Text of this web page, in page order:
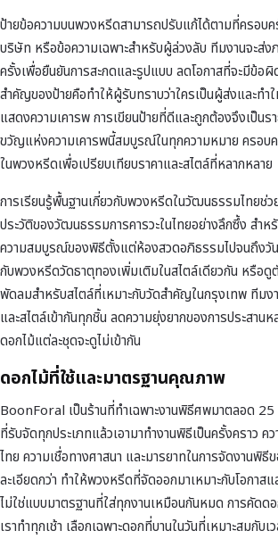
ป้ายข้อความบนพวงหรีดสามารถปรับแก้ได้ตามที่ครอบ
บริษัท หรือข้อความเฉพาะสำหรับผู้ล่วงลับ ทีมงานจะส่
ครั้งเพื่อยืนยันการสะกดและรูปแบบ ลดโอกาสที่จะมีข้อ
สำคัญของป้ายคือทำให้ผู้รับทราบว่าใครเป็นผู้ส่งและทำ
แสดงความเคารพ การเขียนป้ายที่ดีและถูกต้องจึงเป็นร
ขวัญแห่งความเคารพนี้สมบูรณ์ในทุกความหมาย ครอบ
ในพวงหรีดเพื่อเปรียบเทียบราคาและสไตล์ที่หลากหลาย
การเรียนรู้พื้นฐานเกี่ยวกับพวงหรีดในวัฒนธรรมไทยช่ว
ประวัติของวัฒนธรรมการคารวะในไทยอย่างลึกซึ้ง สำ
ความสมบูรณ์ของพิธีตั้งแต่ห้องสวดอภิธรรมไปจนถึงวั
กับพวงหรีดวัดธาตุทองเพิ่มเติมในสไตล์เดียวกัน หรือดู
พัดลมสำหรับสไตล์ที่เหมาะกับวัดสำคัญในกรุงเทพ ทีมง
และสไตล์เข้ากันทุกชิ้น ลดความยุ่งยากของการประสาน
ดอกไม้แต่ละชุดจะดูไม่เข้ากัน
ดอกไม้ที่ใช้และมาตรฐานคุณภาพ
BoonForal เป็นร้านที่ทำเฉพาะงานพิธีศพมาตลอด 25
ที่รับจัดทุกประเภทแล้วเอามาทำงานพิธีเป็นครั้งคราว ค
ไทย ความเชื่อทางศาสนา และมารยาทในการจัดงานพิธี
ละเอียดกว่า ทำให้พวงหรีดที่จัดออกมาเหมาะกับโอกาส
ไม่ใช่แบบมาตรฐานที่ใส่ทุกงานเหมือนกันหมด การคัดด
เราทำทุกเช้า เลือกเฉพาะดอกที่บานในวันที่เหมาะสมกับ